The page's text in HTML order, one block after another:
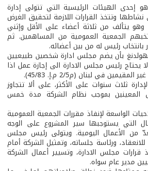
إحدى الهيئات الرئيسية التي تتولى إدارة
وتتخذ القرارات اللازمة لتحقيق الغرض
يتألف من ثلاثة أعضاء على الأقل وإثني
الجمعية العمومية من المساهمين. ثم
رئيس له من بين أعضائه.
بأن يضم مجلس ادارة شخصين طبيعيين
يحتاج رئيس مجلس الادارة الى إجازة عمل اذا
في لبنان (م2/5 م.إ. 45/83).
ثلاث سنوات على الأكثر، على ألا تتجاوز
المعينين بموجب نظام الشركة مدة خمس
الواسعة لإنفاذ مقررات الجمعية العمومية
التي يستوجبها سير المشروع على الوجه
من الأعمال اليومية. ويتولى رئيس مجلس
ورئاسة جلساته، وتمثيل الشركة أمام
قرارات مجلس الادارة، وتسيير أعمال الشركة
مدير عام سواه.